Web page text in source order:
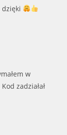
dzięki
w
zadziałał